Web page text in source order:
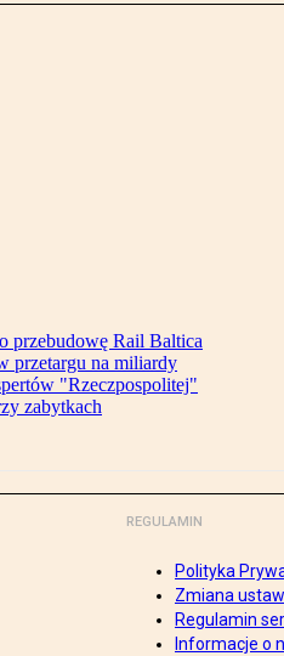
przebudowę Rail Baltica
przetargu na miliardy
"Rzeczpospolitej"
zabytkach
REGULAMIN
Polityka
Zmiana
Regulamin
Informacje o